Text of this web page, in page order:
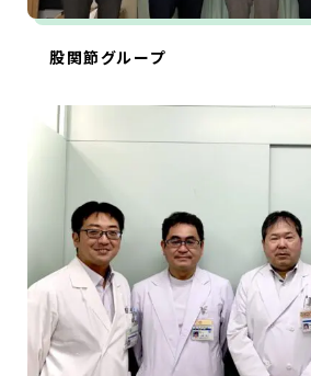
股関節グループ